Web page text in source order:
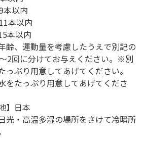
本以内
本以内
本以内
齢、運動量を考慮したうえで別記の
2回に分けてお与えください。※別
っぷり用意してあげてください。
をたっぷり用意してあげてくださ
】日本
光・高温多湿の場所をさけて冷暗所